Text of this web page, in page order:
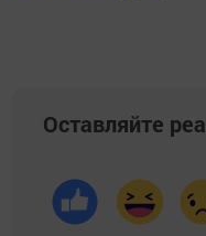
Оставляйте